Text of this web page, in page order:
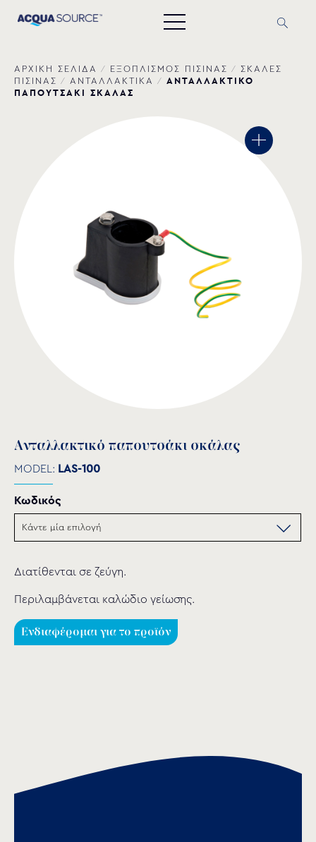
ΑΡΧΙΚΗ ΣΕΛΙΔΑ / ΕΞΟΠΛΙΣΜΟΣ ΠΙΣΙΝΑΣ / ΣΚΑΛΕΣ
ΠΙΣΙΝΑΣ / ΑΝΤΑΛΛΑΚΤΙΚΑ / ΑΝΤΑΛΛΑΚΤΙΚΟ
ΠΑΠΟΥΤΣΑΚΙ ΣΚΑΛΑΣ
Ανταλλακτικό παπουτσάκι σκάλας
MODEL: LAS-100
Κωδικός
Διατίθενται σε ζεύγη.
Περιλαμβάνεται καλώδιο γείωσης.
Ενδιαφέρομαι για το προϊόν